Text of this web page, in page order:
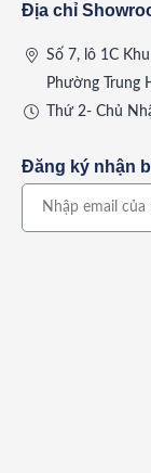
Địa chỉ
Số 7, lô 1C
Phường Trung
Thứ 2- Chủ
Đăng ký nhận